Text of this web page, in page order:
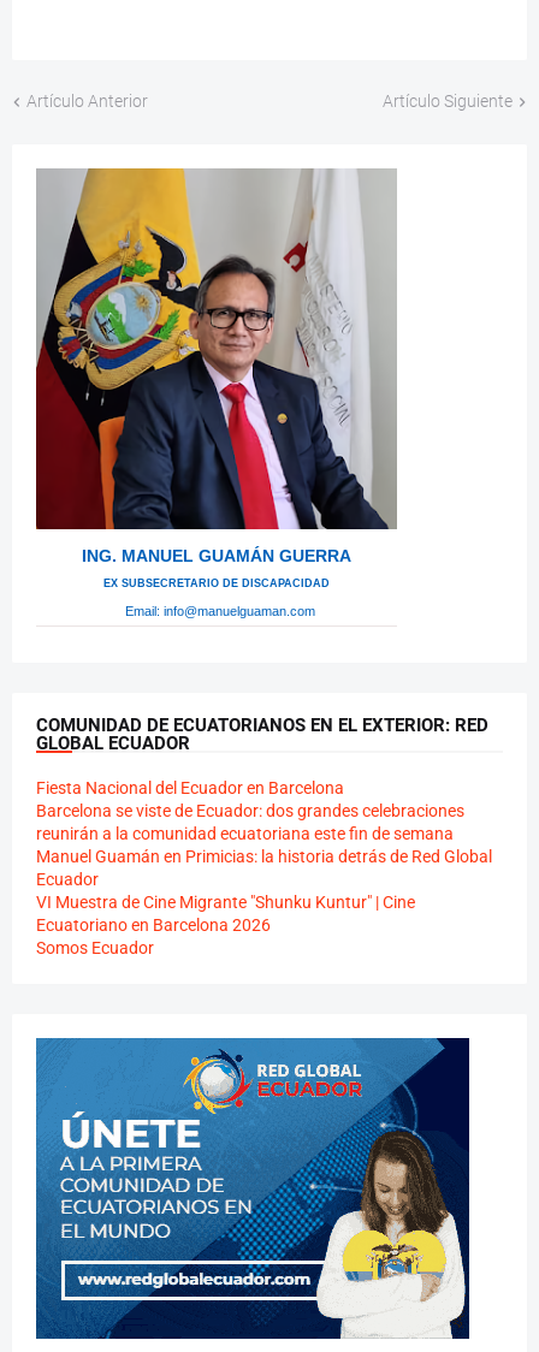
Artículo Anterior Artículo Siguiente
ING. MANUEL GUAMÁN GUERRA
Ex Subsecretario de Discapacidad
Email: info@manuelguaman.com
COMUNIDAD DE ECUATORIANOS EN EL EXTERIOR: RED
GLOBAL ECUADOR
Fiesta Nacional del Ecuador en Barcelona
Barcelona se viste de Ecuador: dos grandes celebraciones
reunirán a la comunidad ecuatoriana este fin de semana
Manuel Guamán en Primicias: la historia detrás de Red Global
Ecuador
VI Muestra de Cine Migrante "Shunku Kuntur" | Cine
Ecuatoriano en Barcelona 2026
Somos Ecuador